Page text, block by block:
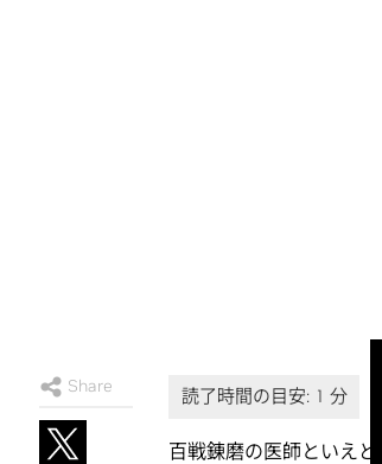
Share
百戦錬磨の医師といえ